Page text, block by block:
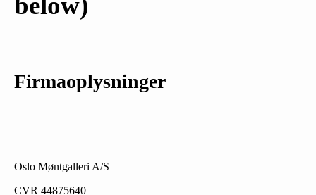
Firmaoplysninger
Oslo Møntgalleri A/S
CVR 44875640